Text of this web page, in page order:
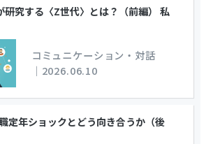
研究する〈Z世代〉とは？（前編） 私
コミュニケーション・対話
｜ 2026.06.10
定年ショックとどう向き合うか（後